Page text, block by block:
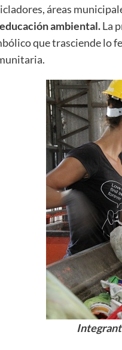
áreas
ambiental.La
que trasciende lo